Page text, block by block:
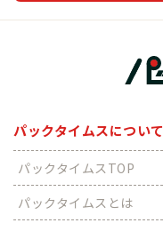
パックタイムスについて
パックタイムスTOP
パックタイムスとは